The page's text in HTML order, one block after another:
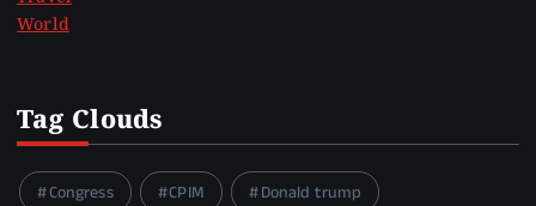
World
Tag Clouds
Congress CPIM
Donald trump